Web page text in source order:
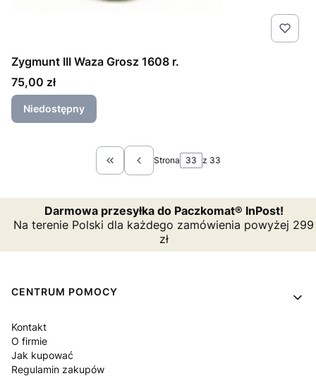
Zygmunt III Waza Grosz 1608 r.
Cena
75,00 zł
Niedostępny
Wróć do pierwszej strony z produktami
Strona z 33
Darmowa przesyłka do Paczkomat® InPost!
Na terenie Polski dla każdego zamówienia powyżej 299
zł
Linki w stopce
CENTRUM POMOCY
Kontakt
O firmie
Jak kupować
Regulamin zakupów